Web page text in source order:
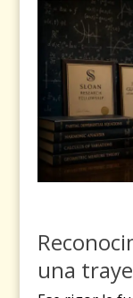
una